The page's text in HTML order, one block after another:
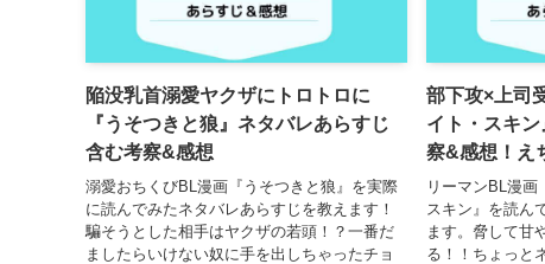
陥没乳首溺愛ヤクザにトロトロに
『うそつきと狼』ネタバレあらすじ
含む考察&感想
溺愛おちくびBL漫画『うそつきと狼』を実際
に読んでみたネタバレあらすじを教えます！
騙そうとした相手はヤクザの若頭！？一番だ
ましたらいけない奴に手を出しちゃったチョ
部下攻×上司
イト・スキ
察&感想！え
リーマンBL漫画
スキン』を読ん
ます。脅して甘
る！！ちょっと